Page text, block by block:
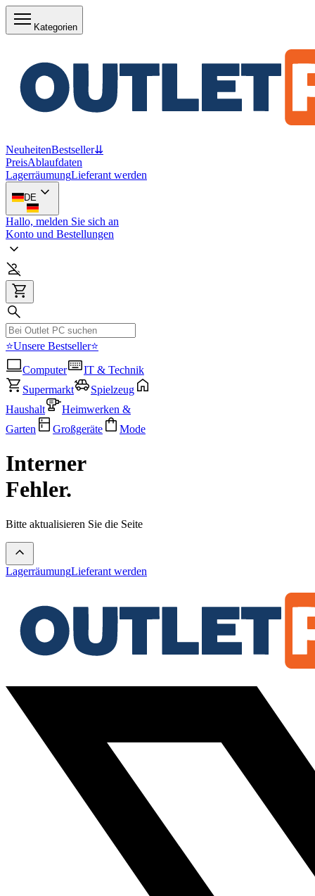
Kategorien
NeuheitenBestseller⇊
PreisAblaufdaten
LagerräumungLieferant werden
DE
Hallo, melden Sie sich an
Konto und Bestellungen
⭐Unsere Bestseller⭐
Computer
IT & Technik
Supermarkt
Spielzeug
Haushalt
Heimwerken &
Garten
Großgeräte Mode
Interner
Fehler.
Bitte aktualisieren Sie die Seite
LagerräumungLieferant werden